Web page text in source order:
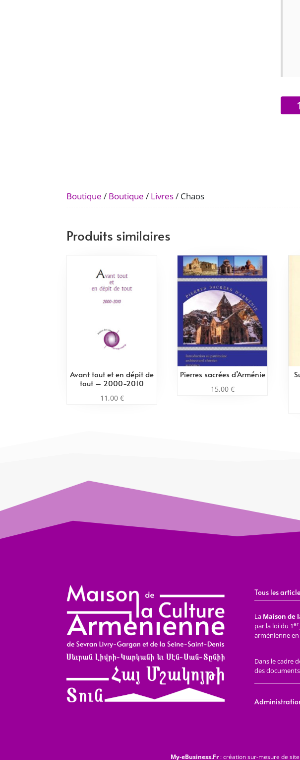
de
Boutique / Boutique / Livres/ Chaos
Produits similaires
Avant tout et en dépit de
tout – 2000-2010
11,00 €
Pierres sacrées d’Arménie
15,00 €
Tous les
La Maison de
par la loi du 1er
arménienne
Dans le cadre
des
My-eBusiness.Fr: création sur-mesure de